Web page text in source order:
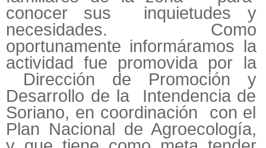
conocer sus inquietudes y
necesidades. Como
oportunamente informáramos la
actividad fue promovida por la
Dirección de Promoción y
Desarrollo de la Intendencia de
Soriano, en coordinación con el
Plan Nacional de Agroecología,